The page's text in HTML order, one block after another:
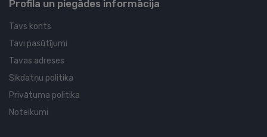
Profila un piegādes informācija
Tavs konts
Tavi pasūtījumi
Tavas adreses
Sīkdatņu politika
Privātuma politika
Noteikumi